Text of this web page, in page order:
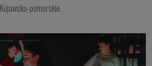
Kujawsko-pomorskie